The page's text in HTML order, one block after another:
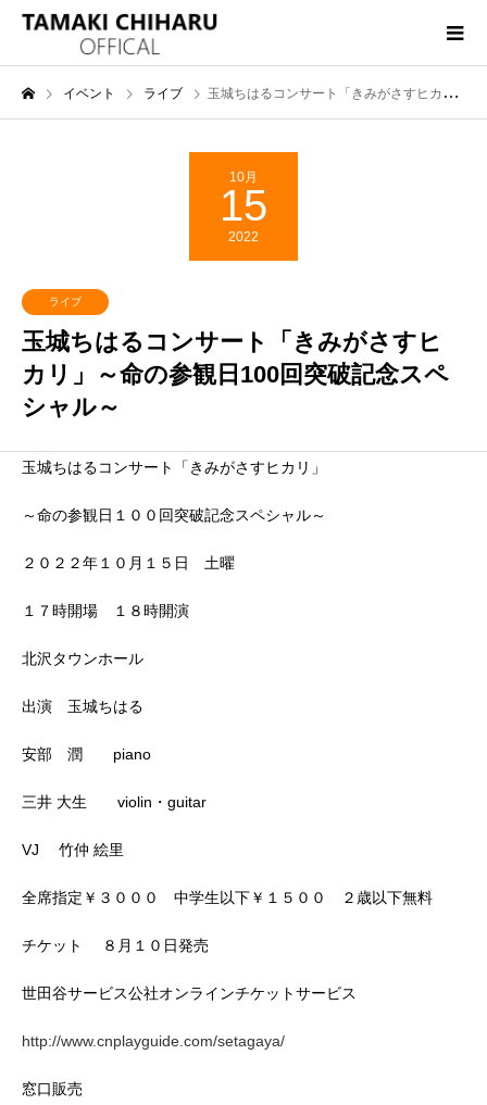
イベント ライブ 玉城ちはるコンサート「きみがさすヒカリ」～命の参観日100回突破記念スペシャル～
10月
15
2022
ライブ
玉城ちはるコンサート「きみがさすヒ
カリ」～命の参観日100回突破記念スペ
シャル～
玉城ちはるコンサート「きみがさすヒカリ」
～命の参観日１００回突破記念スペシャル～
２０２２年１０月１５日 土曜
１７時開場 １８時開演
北沢タウンホール
出演 玉城ちはる
安部 潤 piano
三井 大生 violin・guitar
VJ 竹仲 絵里
全席指定￥３０００ 中学生以下￥１５００ ２歳以下無料
チケット ８月１０日発売
世田谷サービス公社オンラインチケットサービス
http://www.cnplayguide.com/setagaya/
窓口販売